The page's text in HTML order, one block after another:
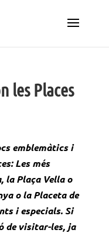
les Places
emblemàtics i
Les més
la Plaça Vella o
o la Placeta de
i especials. Si
de visitar-les, ja